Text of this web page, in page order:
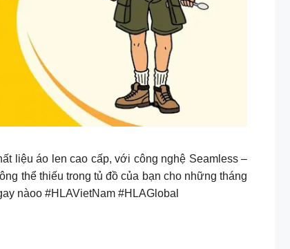
liệu áo len cao cấp, với công nghệ Seamless –
thể thiếu trong tủ đồ của bạn cho những tháng
nàoo #HLAVietNam #HLAGlobal